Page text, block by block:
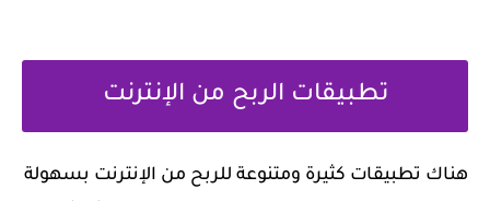
‏تطبيقات الربح من الإنترنت
‏هناك تطبيقات كثيرة ومتنوعة للربح من الإنترنت بسهولة